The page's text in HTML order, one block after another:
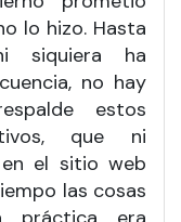
lo hizo. Hasta
siquiera ha
no hay
estos
que ni
el sitio web
las cosas